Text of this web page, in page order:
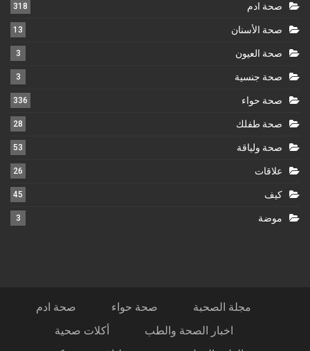
صحة ادم 318
صحة الأسنان 13
صحة العيون 3
صحة جنسية 3
صحة حواء 336
صحة طفلك 28
صحة ولياقة 53
علاقات 26
كيف 45
موضة 3
مجلة الصحبة صحة حواء
صحة ادم
اخبار الصحة والطب
أكلات صحية